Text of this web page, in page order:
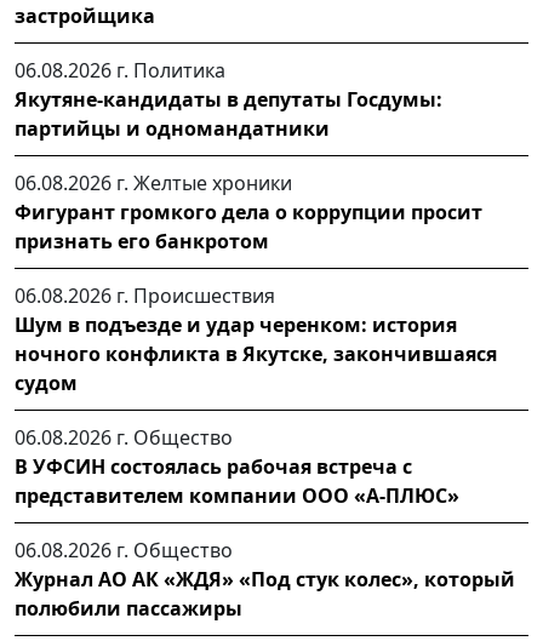
застройщика
06.08.2026 г. Политика
Якутяне-кандидаты в депутаты Госдумы:
партийцы и одномандатники
06.08.2026 г. Желтые хроники
Фигурант громкого дела о коррупции просит
признать его банкротом
06.08.2026 г. Происшествия
Шум в подъезде и удар черенком: история
ночного конфликта в Якутске, закончившаяся
судом
06.08.2026 г. Общество
В УФСИН состоялась рабочая встреча с
представителем компании ООО «А-ПЛЮС»
06.08.2026 г. Общество
Журнал АО АК «ЖДЯ» «Под стук колес», который
полюбили пассажиры